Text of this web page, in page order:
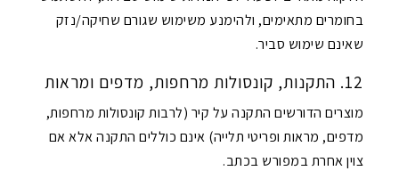
בחומרים מתאימים, ולהימנע משימוש שגורם שחיקה/נזק
שאינם שימוש סביר.
12. התקנות, קונסולות מרחפות, מדפים ומראות
מוצרים הדורשים התקנה על קיר (לרבות קונסולות מרחפות,
מדפים, מראות ופריטי תלייה) אינם כוללים התקנה אלא אם
צוין אחרת במפורש בכתב.